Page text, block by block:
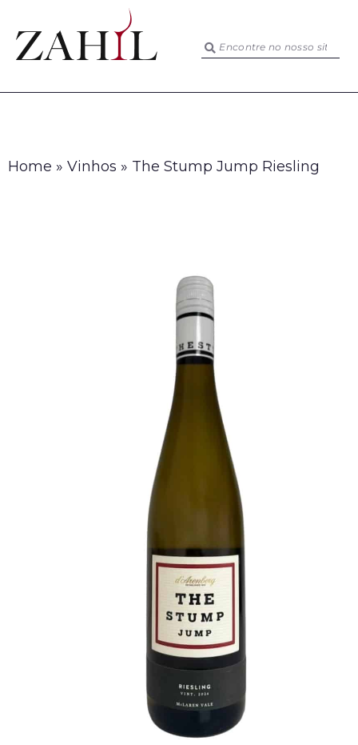
Home » Vinhos » The Stump Jump Riesling